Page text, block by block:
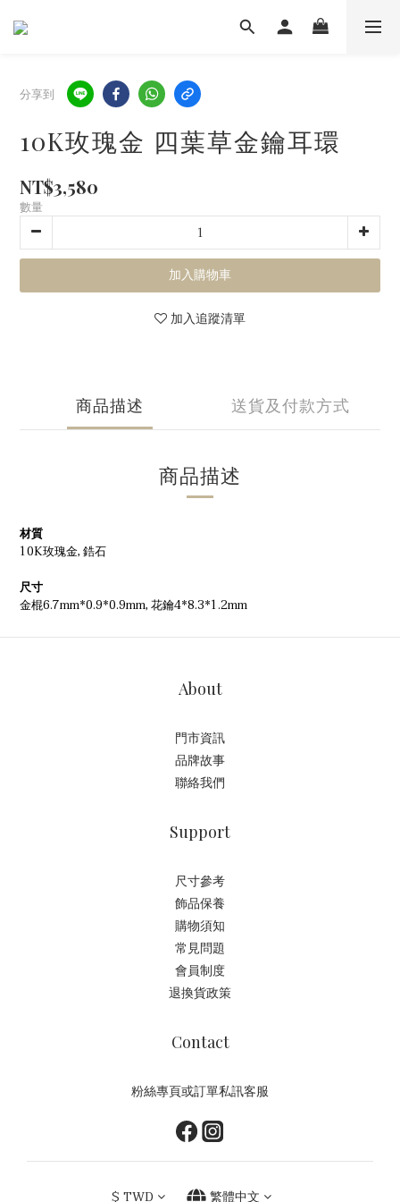
分享到
10K玫瑰金 四葉草金鑰耳環
NT$3,580
數量
加入購物車
加入追蹤清單
商品描述 送貨及付款方式
商品描述
材質
10K玫瑰金, 鋯石
尺寸
金棍6.7mm*0.9*0.9mm, 花鑰4*8.3*1.2mm
About
門市資訊
品牌故事
聯絡我們
Support
尺寸參考
飾品保養
購物須知
常見問題
會員制度
退換貨政策
Contact
粉絲專頁或訂單私訊客服
$ TWD 繁體中文